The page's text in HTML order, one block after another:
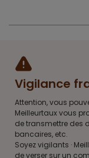
Vigilance
Attention, vous
Meilleurtaux vous
de transmettre des
bancaires, etc.
Soyez vigilants ·
de verser sur un